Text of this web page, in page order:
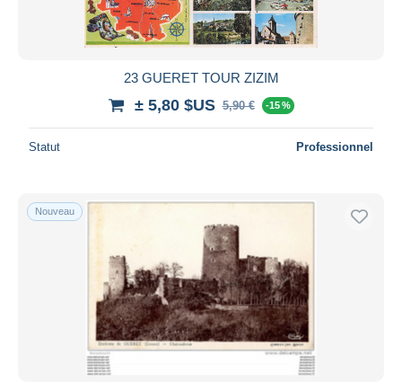
23 GUERET TOUR ZIZIM
± 5,80 $US 5,90 € -15 %
Statut Professionnel
Nouveau